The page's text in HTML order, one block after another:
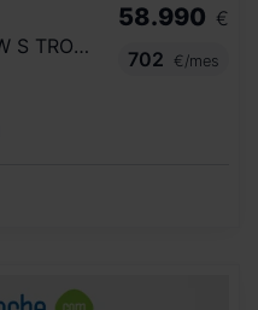
S LINE TDI QUATTRO 150KW S TRONIC
58.990 €
702
€/mes